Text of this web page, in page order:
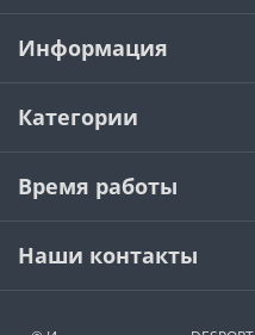
Информация
Категории
Время работы
Наши контакты